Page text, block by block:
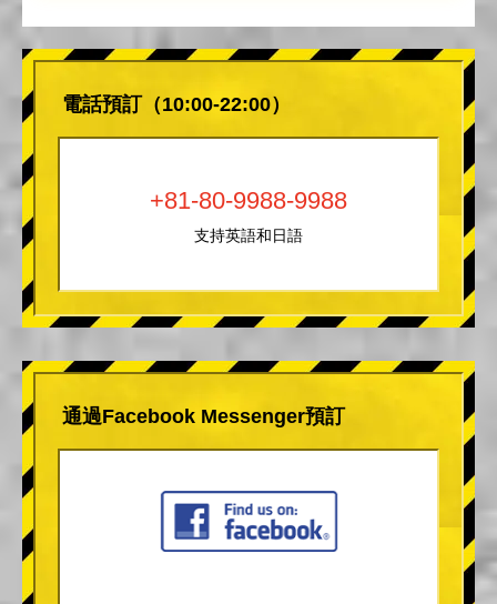
電話預訂（10:00-22:00）
+81-80-9988-9988
支持英語和日語
通過Facebook Messenger預訂